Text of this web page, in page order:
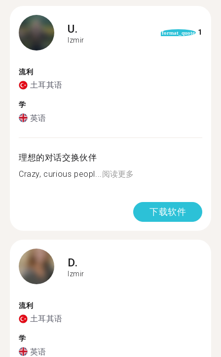
U.
Izmir
format_quote 1
流利
土耳其语
学
英语
理想的对话交换伙伴
Crazy, curious peopl... 阅读更多
下载软件
D.
Izmir
流利
土耳其语
学
英语